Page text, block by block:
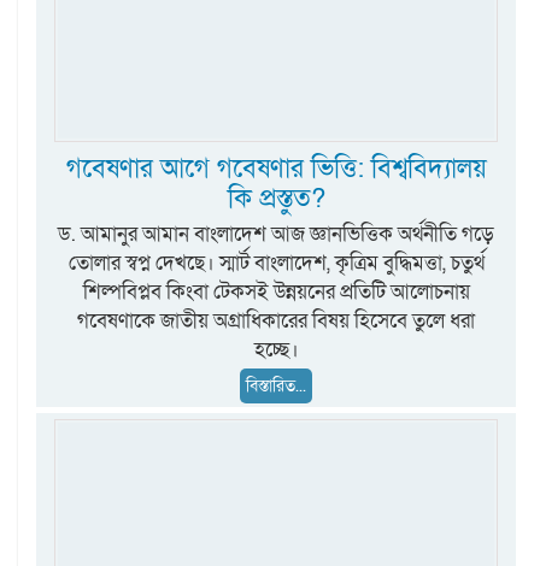
গবেষণার আগে গবেষণার ভিত্তি: বিশ্ববিদ্যালয়
কি প্রস্তুত?
ড. আমানুর আমান বাংলাদেশ আজ জ্ঞানভিত্তিক অর্থনীতি গড়ে
তোলার স্বপ্ন দেখছে। স্মার্ট বাংলাদেশ, কৃত্রিম বুদ্ধিমত্তা, চতুর্থ
শিল্পবিপ্লব কিংবা টেকসই উন্নয়নের প্রতিটি আলোচনায়
গবেষণাকে জাতীয় অগ্রাধিকারের বিষয় হিসেবে তুলে ধরা
হচ্ছে।
বিস্তারিত...